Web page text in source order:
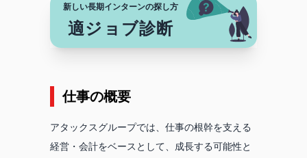
新しい長期インターンの探し方
適ジョブ診断
仕事の概要
アタックスグループでは、仕事の根幹を支える
経営・会計をベースとして、成長する可能性と